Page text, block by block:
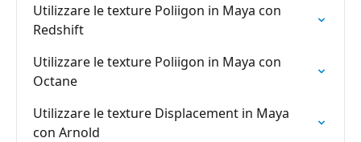
Utilizzare le texture Poliigon in Maya con
Redshift
Utilizzare le texture Poliigon in Maya con
Octane
Utilizzare le texture Displacement in Maya
con Arnold